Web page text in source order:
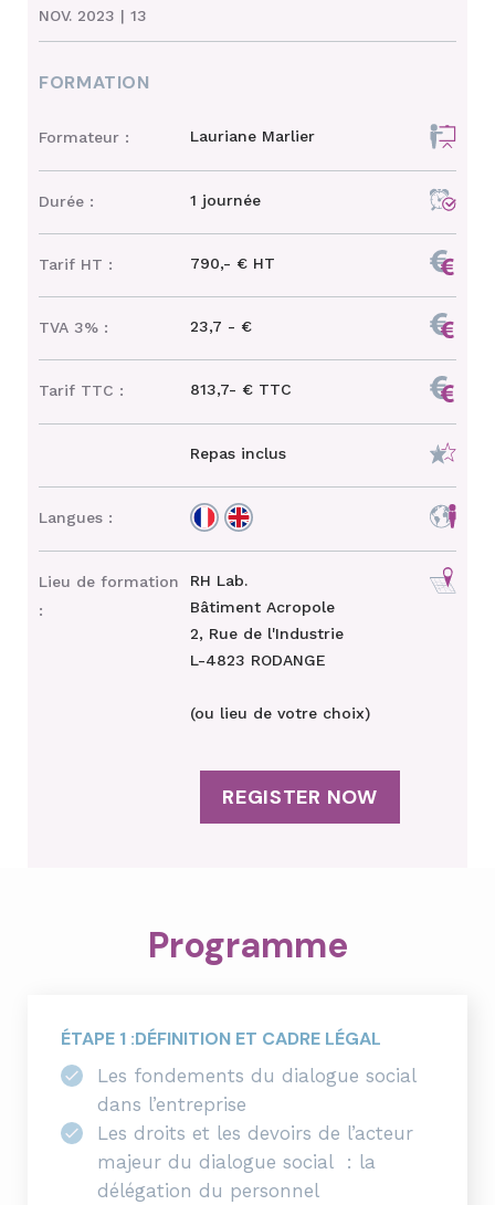
NOV. 2023 | 13
FORMATION
Formateur : Lauriane Marlier
Durée : 1 journée
Tarif HT : 790,- € HT
TVA 3% : 23,7 - €
Tarif TTC : 813,7- € TTC
Repas inclus
Langues :
Lieu de formation
:
RH Lab.
Bâtiment Acropole
2, Rue de l'Industrie
L-4823 RODANGE
(ou lieu de votre choix)
REGISTER NOW
Programme
ÉTAPE 1 :DÉFINITION ET CADRE LÉGAL
Les fondements du dialogue social
dans l’entreprise
Les droits et les devoirs de l’acteur
majeur du dialogue social : la
délégation du personnel